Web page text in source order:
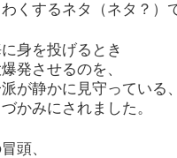
くするネタ（ネタ？）
身を投げるとき
発させるのを、
が静かに見守っている
かみにされました。
頭、